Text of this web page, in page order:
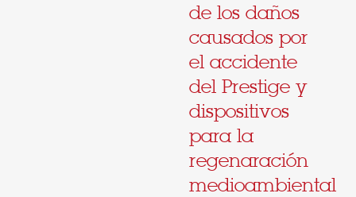
de los daños
causados por
el accidente
del Prestige y
dispositivos
para la
regenaración
medioambiental